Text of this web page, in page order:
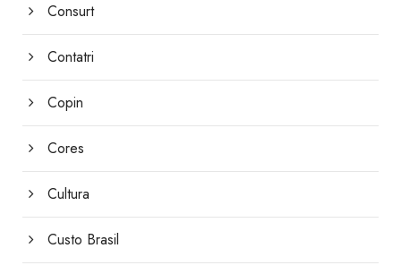
Consurt
Contatri
Copin
Cores
Cultura
Custo Brasil